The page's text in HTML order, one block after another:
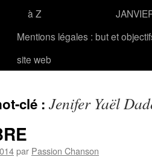
à Z
Mentions légales : but et
site web
clé : Jenifer Yaël
par Passion Chanson